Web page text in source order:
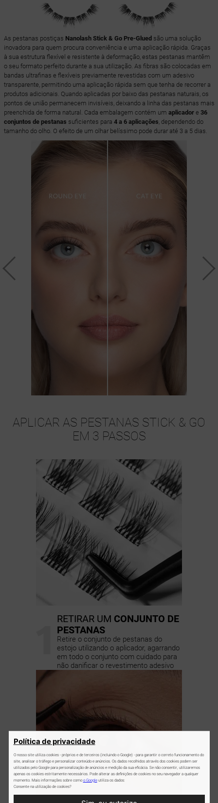
As pestanas postiças Nanolash Stick & Go Pre-Glued são uma solução
inovadora para quem procura conveniência e uma aplicação rápida. Graças
à sua estrutura flexível e resistente à deformação, estas pestanas mantêm
o seu formato perfeito durante a sua utilização. As fibras são colocadas em
bandas ultrafinas e flexíveis previamente revestidas com um adesivo
transparente, permitindo uma aplicação rápida sem que tenha de recorrer a
produtos adicionais. Quando aplicadas por baixo das pestanas naturais, os
pontos de união permanecem invisíveis, deixando a linha das pestanas mais
preenchida de forma natural. Cada embalagem contém um aplicadore 36
conjuntos de pestanas suficientes para 4 a 6 aplicações , dependendo do
tamanho do olho. O efeito de um olhar belíssimo pode durar até 3 a 5 dias.
APLICAR AS PESTANAS STICK & GO
EM 3 PASSOS
RETIRAR UM CONJUNTO DE
PESTANAS
Retire o conjunto de pestanas do
estojo utilizando o aplicador, agarrando
em todo o conjunto com cuidado para
não danificar o revestimento adesivo
Política de privacidade
O nosso site utiliza cookies - próprios e de terceiros (incluindo o Google) - para garantir o correto funcionamento do
site, analisar o tráfego e personalizar conteúdo e anúncios. Os dados recolhidos através dos cookies podem ser
utilizados pelo Google para personalização de anúncios e medição da sua eficácia. Se não consentir, utilizaremos
apenas os cookies estritamente necessários. Pode alterar as definições de cookies no seu navegador a qualquer
momento. Mais informações sobre como o Googleutiliza os dados:
Consente na utilização de cookies?